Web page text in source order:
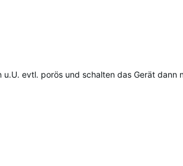
evtl. porös und schalten das Gerät dann